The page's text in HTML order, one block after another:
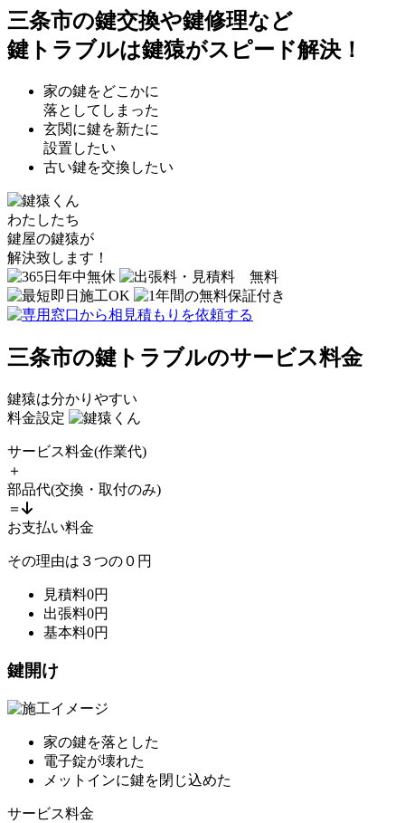
三条市の鍵交換や鍵修理など
鍵トラブルは鍵猿がスピード解決！
家の鍵をどこかに
落としてしまった
玄関に鍵を新たに
設置したい
古い鍵を交換したい
わたしたち
鍵屋の鍵猿が
解決致します！
三条市の鍵トラブルのサービス料金
鍵猿は分かりやすい
料金設定
サービス料金(作業代)
＋
部品代(交換・取付のみ)
＝
お支払い料金
その理由は ３つの０ 円
見積料0円
出張料0円
基本料0円
鍵開け
家の鍵を落とした
電子錠が壊れた
メットインに鍵を閉じ込めた
サービス料金